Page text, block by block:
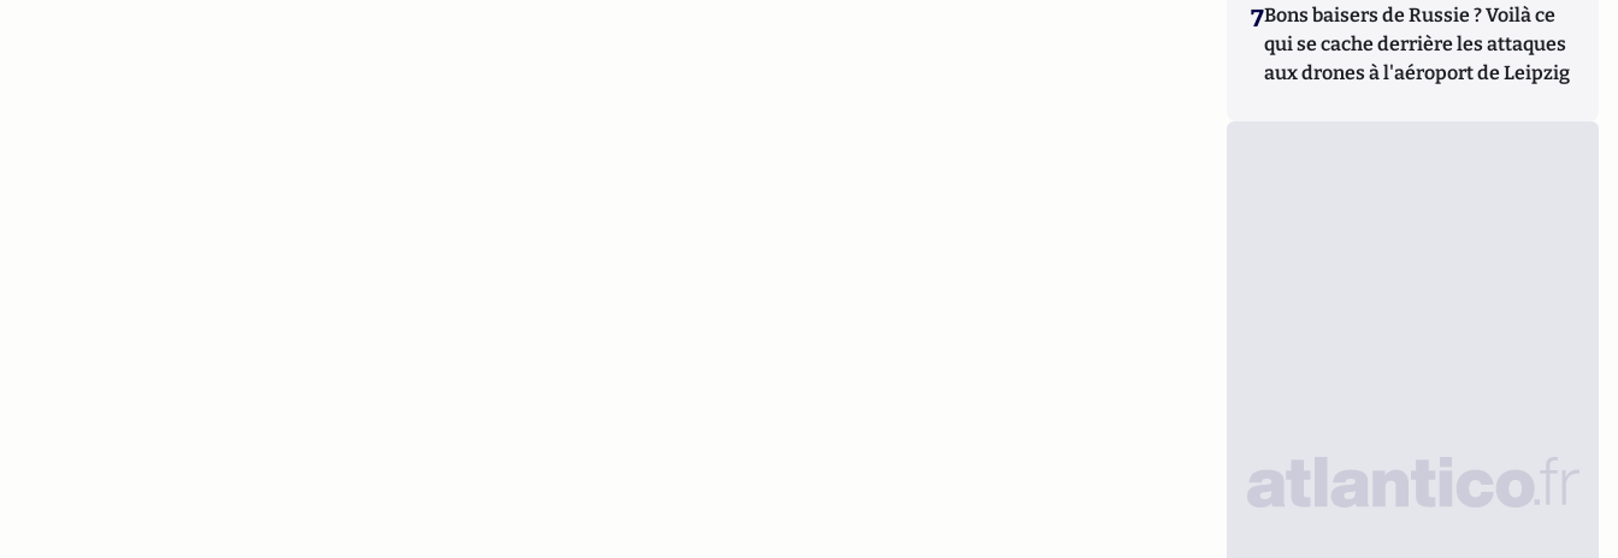
7Bons baisers de Russie ? Voilà ce
qui se cache derrière les attaques
aux drones à l'aéroport de Leipzig